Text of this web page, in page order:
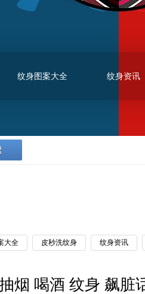
纹身图案大全 纹身资讯
大全 皮秒洗纹身 纹身资讯
烟 喝酒 纹身 飙脏